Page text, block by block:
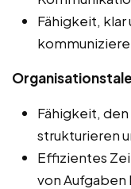
Fähigkeit, klar
Fähigkeit,
strukturieren
Effizientes
von